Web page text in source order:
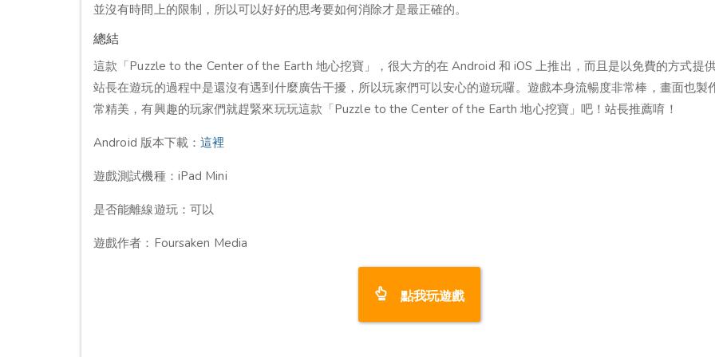
並沒有時間上的限制，所以可以好好的思考要如何消除才是最正確的。
總結
這款「Puzzle to the Center of the Earth 地心挖寶」，很大方的在 Android 和 iOS 上推出，而且是以免費的方式提
站長在遊玩的過程中是還沒有遇到什麼廣告干擾，所以玩家們可以安心的遊玩囉。遊戲本身流暢度非常棒，畫面也製
常精美，有興趣的玩家們就趕緊來玩玩這款「Puzzle to the Center of the Earth 地心挖寶」吧！站長推薦唷！
Android 版本下載：這裡
遊戲測試機種：iPad Mini
是否能離線遊玩：可以
遊戲作者：Foursaken Media
點我玩遊戲